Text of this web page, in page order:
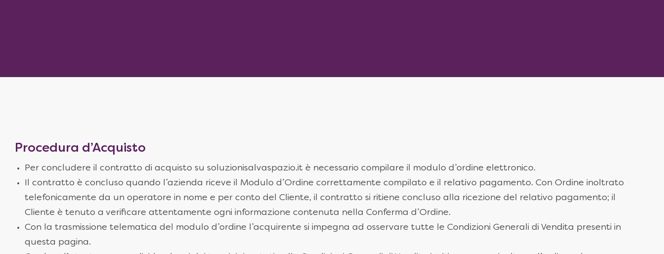
Procedura d’Acquisto
Per concludere il contratto di acquisto su soluzionisalvaspazio.it è necessario compilare il modulo d’ordine elettronico.
Il contratto è concluso quando l’azienda riceve il Modulo d’Ordine correttamente compilato e il relativo pagamento. Con Ordine inoltrato
telefonicamente da un operatore in nome e per conto del Cliente, il contratto si ritiene concluso alla ricezione del relativo pagamento; il
Cliente è tenuto a verificare attentamente ogni informazione contenuta nella Conferma d’Ordine.
Con la trasmissione telematica del modulo d’ordine l’acquirente si impegna ad osservare tutte le Condizioni Generali di Vendita presenti in
questa pagina.